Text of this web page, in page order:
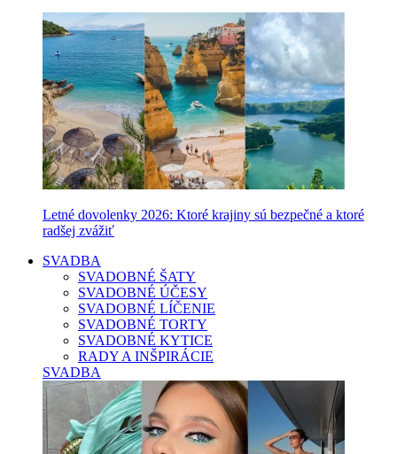
Letné dovolenky 2026: Ktoré krajiny sú bezpečné a ktoré
radšej zvážiť
SVADBA
SVADOBNÉ ŠATY
SVADOBNÉ ÚČESY
SVADOBNÉ LÍČENIE
SVADOBNÉ TORTY
SVADOBNÉ KYTICE
RADY A INŠPIRÁCIE
SVADBA